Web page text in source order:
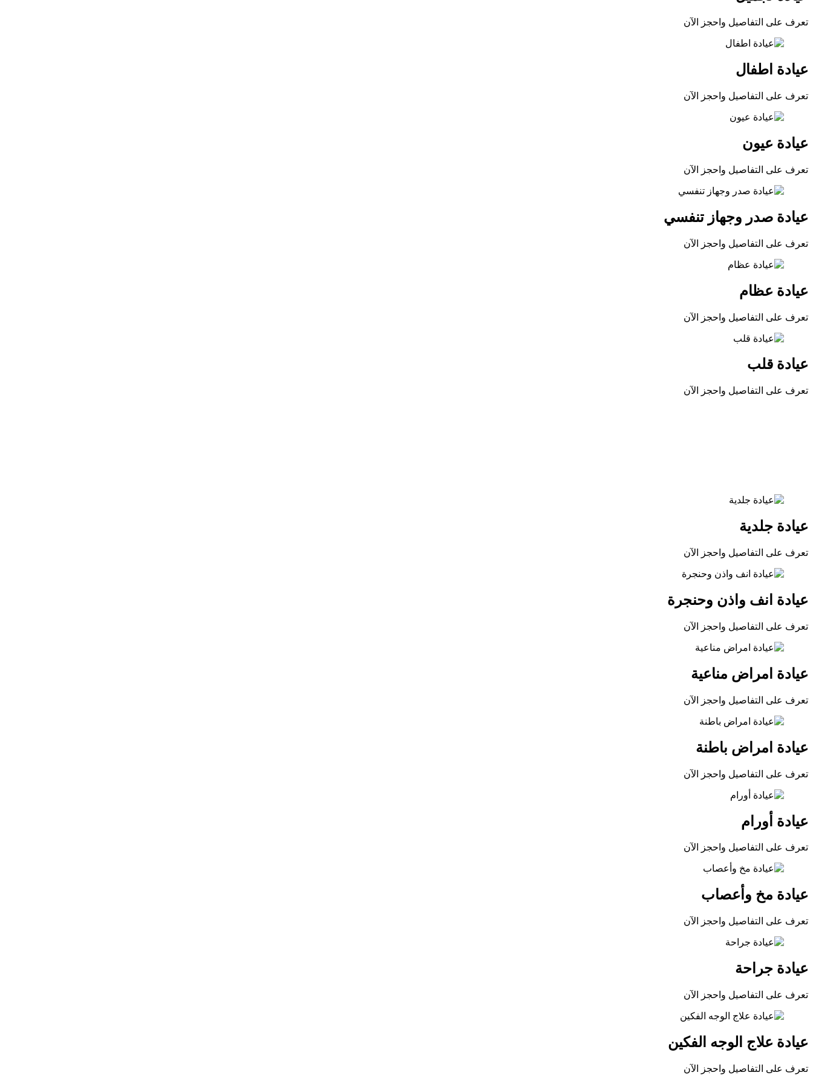
تعرف على التفاصيل واحجز الآن
عيادة اطفال
تعرف على التفاصيل واحجز الآن
عيادة عيون
تعرف على التفاصيل واحجز الآن
عيادة صدر وجهاز تنفسي
تعرف على التفاصيل واحجز الآن
عيادة عظام
تعرف على التفاصيل واحجز الآن
عيادة قلب
تعرف على التفاصيل واحجز الآن
عيادة جلدية
تعرف على التفاصيل واحجز الآن
عيادة انف واذن وحنجرة
تعرف على التفاصيل واحجز الآن
عيادة امراض مناعية
تعرف على التفاصيل واحجز الآن
عيادة امراض باطنة
تعرف على التفاصيل واحجز الآن
عيادة أورام
تعرف على التفاصيل واحجز الآن
عيادة مخ وأعصاب
تعرف على التفاصيل واحجز الآن
عيادة جراحة
تعرف على التفاصيل واحجز الآن
عيادة علاج الوجه الفكين
تعرف على التفاصيل واحجز الآن